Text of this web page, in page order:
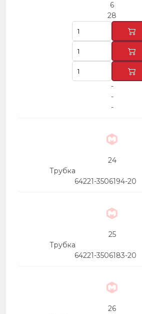
6
28
-
-
-
24
Трубка
64221-3506194-20
25
Трубка
64221-3506183-20
26